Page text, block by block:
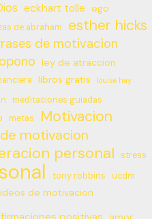
eckhart tolle ego
de abraham esther hicks
de motivacion
ley de atraccion
libros gratis louise hay
meditaciones guiadas
metas Motivacion
motivacion
personal stress
tony robbins
ucdm
de motivacion